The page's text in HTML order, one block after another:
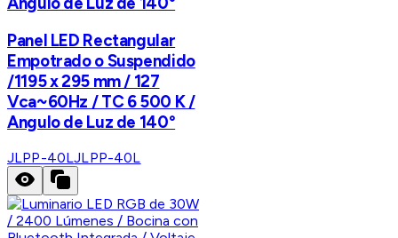
Panel LED Rectangular
Empotrado o Suspendido
/1195 x 295 mm / 127
Vca~60Hz / TC 6 500 K /
Angulo de Luz de 140°
JLPP-40LJLPP-40L